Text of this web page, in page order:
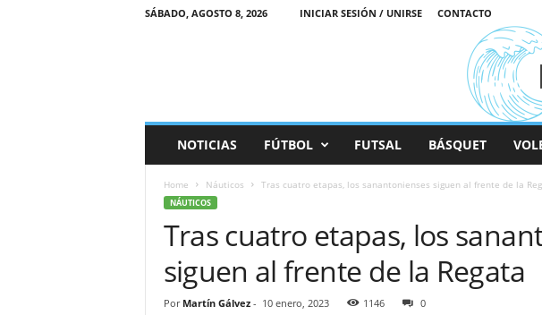
SÁBADO, AGOSTO 8, 2026 INICIAR SESIÓN / UNIRSE CONTACTO
r
NOTICIAS FÚTBOL FUTSAL BÁSQUET
Home Náuticos Tras cuatro etapas, los sanantonienses siguen al frente de la
NÁUTICOS
Tras cuatro etapas, los
siguen al frente de la Regata
Por Martín Gálvez- 10 enero, 2023 1146 0